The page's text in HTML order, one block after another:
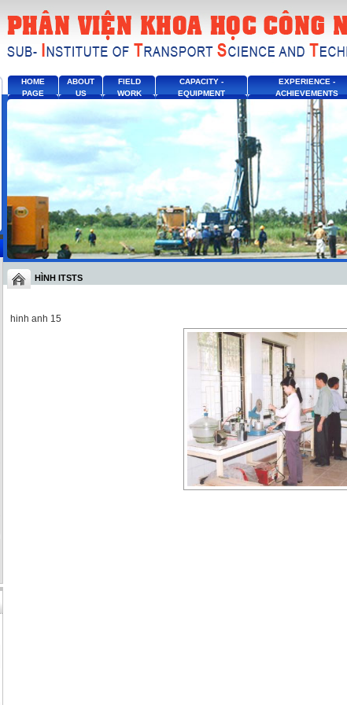
HOME
PAGE
ABOUT
US
FIELD
WORK
CAPACITY -
EQUIPMENT
EXPERIENCE -
ACHIEVEMENTS
HÌNH ITSTS
hinh anh 15